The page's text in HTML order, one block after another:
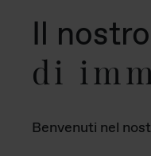
Il nostro
di
Benvenuti nel